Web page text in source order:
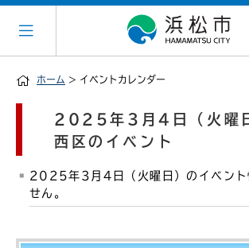
ホーム > イベントカレンダー
2025年3月4日（火曜
西区のイベント
2025年3月4日（火曜日）のイベント
せん。